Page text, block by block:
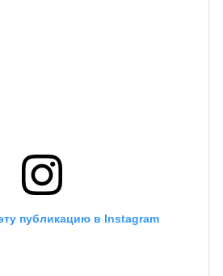
публикацию в Instagram